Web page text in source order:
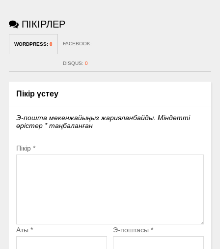
ПІКІРЛЕР
WORDPRESS: 0 FACEBOOK:
DISQUS: 0
Пікір үстеу
Э-пошта мекенжайыңыз жарияланбайды. Міндетті
өрістер *таңбаланған
Пікір *
Аты * Э-поштасы *